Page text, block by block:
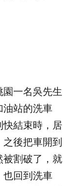
園一名吳先生
油站的洗車
快結束時，居
後把車開到
被割破了，就
也回到洗車